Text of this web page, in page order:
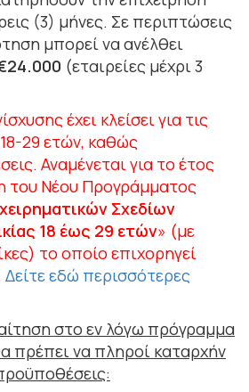
(3) μήνες. Σε περιπτώσεις
μπορεί να ανέλθει
(εταιρείες μέχρι 3
έχει κλείσει για τις
29 ετών, καθώς
Αναμένεται για το έτος
του Νέου Προγράμματος
Σχεδίων
18 έως 29 ετών» (με
το οποίο επιχορηγεί
Δείτε εδώ περισσότερες
στο εν λόγω πρόγραμμα
πρέπει να πληροί καταρχήν